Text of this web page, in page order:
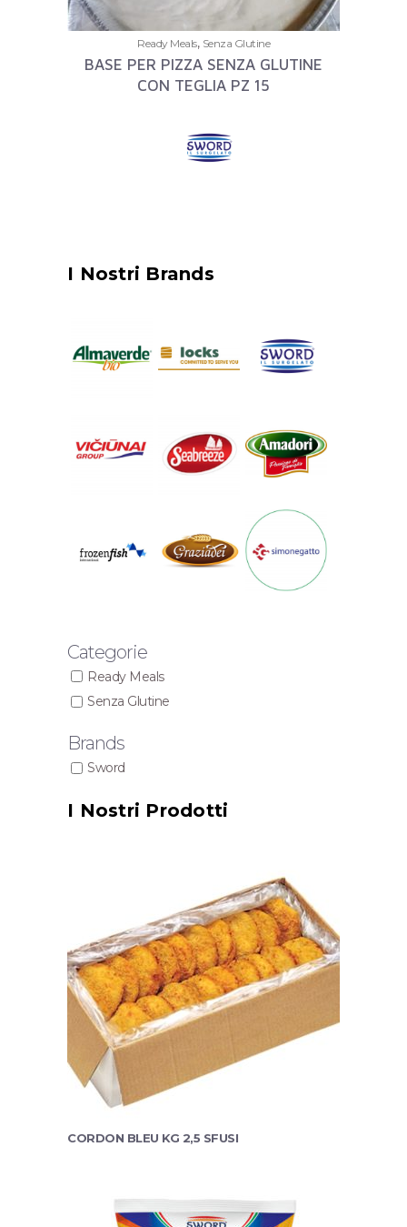
Ready Meals, Senza Glutine
BASE PER PIZZA SENZA GLUTINE
CON TEGLIA PZ 15
I Nostri Brands
Categorie
Ready Meals
Senza Glutine
Brands
Sword
I Nostri Prodotti
CORDON BLEU KG 2,5 SFUSI